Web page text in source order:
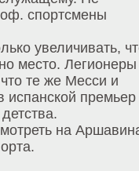
спортсмены
увеличивать,
место. Легионеры
те же Месси и
испанской премьер
на